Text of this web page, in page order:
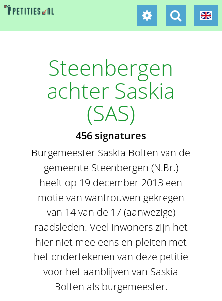
Steenbergen
achter Saskia
(SAS)
456 signatures
Burgemeester Saskia Bolten van de
gemeente Steenbergen (N.Br.)
heeft op 19 december 2013 een
motie van wantrouwen gekregen
van 14 van de 17 (aanwezige)
raadsleden. Veel inwoners zijn het
hier niet mee eens en pleiten met
het ondertekenen van deze petitie
voor het aanblijven van Saskia
Bolten als burgemeester.